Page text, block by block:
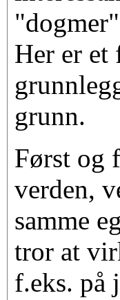
Her er et
grunn.
Først og
verden,
samme
tror at
f.eks. på